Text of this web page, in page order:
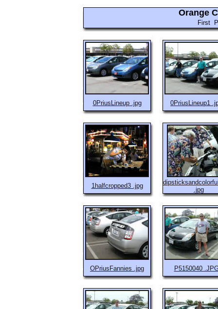
Orange
First
0PriusLineup .jpg 0PriusLineup1
1halfcropped3 .jpg
.jpg
OPriusFannies .jpg P5150040